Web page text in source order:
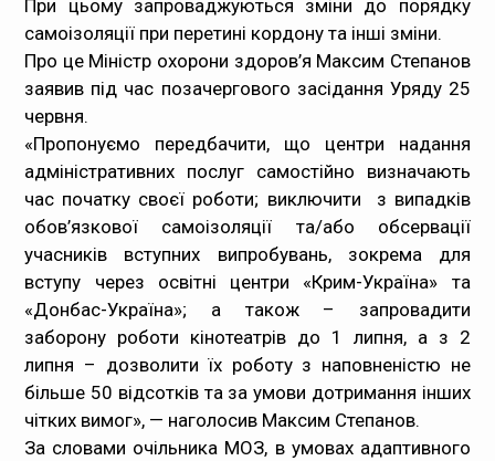
При цьому запроваджуються зміни до порядку
самоізоляції при перетині кордону та інші зміни.
Про це Міністр охорони здоров’я Максим Степанов
заявив під час позачергового засідання Уряду 25
червня.
«Пропонуємо передбачити, що центри надання
адміністративних послуг самостійно визначають
час початку своєї роботи; виключити з випадків
обов’язкової самоізоляції та/або обсервації
учасників вступних випробувань, зокрема для
вступу через освітні центри «Крим-Україна» та
«Донбас-Україна»; а також – запровадити
заборону роботи кінотеатрів до 1 липня, а з 2
липня – дозволити їх роботу з наповненістю не
більше 50 відсотків та за умови дотримання інших
чітких вимог», — наголосив Максим Степанов.
За словами очільника МОЗ, в умовах адаптивного